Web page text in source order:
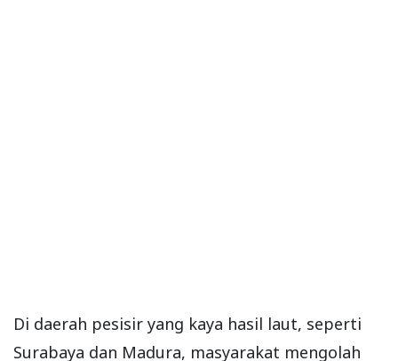
Di daerah pesisir yang kaya hasil laut, seperti
Surabaya dan Madura, masyarakat mengolah